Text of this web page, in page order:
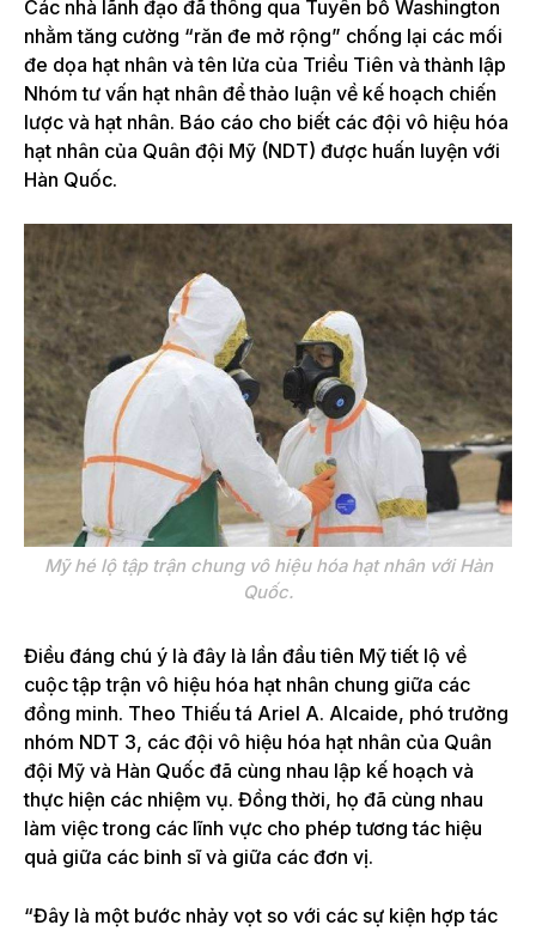
Các nhà lãnh đạo đã thông qua Tuyên bố Washington
nhằm tăng cường “răn đe mở rộng” chống lại các mối
đe dọa hạt nhân và tên lửa của Triều Tiên và thành lập
Nhóm tư vấn hạt nhân để thảo luận về kế hoạch chiến
lược và hạt nhân. Báo cáo cho biết các đội vô hiệu hóa
hạt nhân của Quân đội Mỹ (NDT) được huấn luyện với
Hàn Quốc.
Mỹ hé lộ tập trận chung vô hiệu hóa hạt nhân với Hàn
Quốc.
Điều đáng chú ý là đây là lần đầu tiên Mỹ tiết lộ về
cuộc tập trận vô hiệu hóa hạt nhân chung giữa các
đồng minh. Theo Thiếu tá Ariel A. Alcaide, phó trưởng
nhóm NDT 3, các đội vô hiệu hóa hạt nhân của Quân
đội Mỹ và Hàn Quốc đã cùng nhau lập kế hoạch và
thực hiện các nhiệm vụ. Đồng thời, họ đã cùng nhau
làm việc trong các lĩnh vực cho phép tương tác hiệu
quả giữa các binh sĩ và giữa các đơn vị.
“Đây là một bước nhảy vọt so với các sự kiện hợp tác